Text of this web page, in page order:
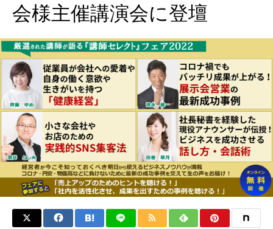
会様主催講演会に登壇